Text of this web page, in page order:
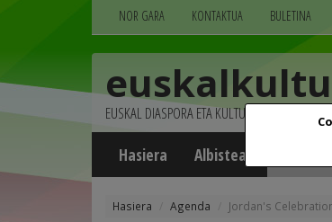
NOR GARA KONTAKTUA BULETINA
EUSKAL DIASPORA ETA KULTURA
Hasiera Albisteak
Hasiera Agenda Jordan's